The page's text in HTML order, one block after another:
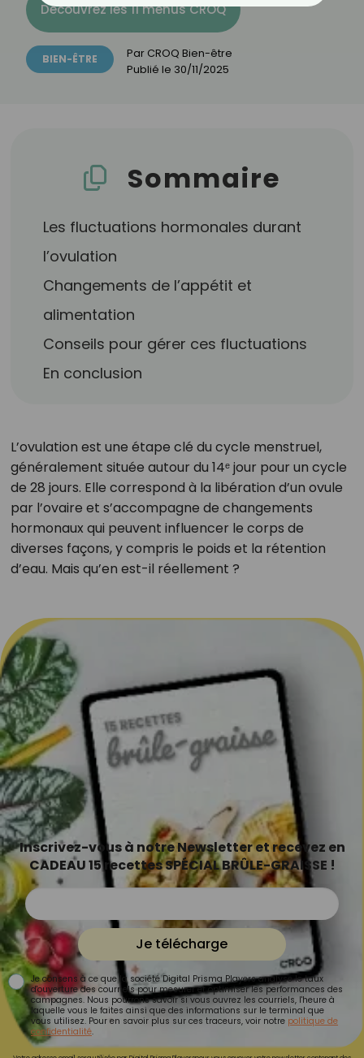
Découvrez les 11 menus CROQ
BIEN-ÊTRE Par CROQ Bien-être
Publié le 30/11/2025
Sommaire
Les fluctuations hormonales durant
l’ovulation
Changements de l’appétit et
alimentation
Conseils pour gérer ces fluctuations
En conclusion
L’ovulation est une étape clé du cycle menstruel,
généralement située autour du 14ᵉ jour pour un cycle
de 28 jours. Elle correspond à la libération d’un ovule
par l’ovaire et s’accompagne de changements
hormonaux qui peuvent influencer le corps de
diverses façons, y compris le poids et la rétention
d’eau. Mais qu’en est-il réellement ?
Inscrivez-vous à notre Newsletter et recevez en
CADEAU 15 recettes SPÉCIAL BRÛLE-GRAISSE !
Je télécharge
Je consens à ce que la société Digital Prisma Players analyse le taux
d'ouverture des courriels pour mesurer et optimiser les performances des
campagnes. Nous pourrons savoir si vous ouvrez les courriels, l'heure à
laquelle vous le faites ainsi que des informations sur le terminal que
vous utilisez. Pour en savoir plus sur ces traceurs, voir notre politique de
confidentialité.